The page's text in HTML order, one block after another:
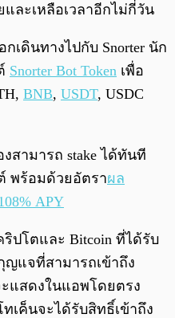
ละเหลือเวลาอีกไม่กี่วัน
เดินทางไปกับ Snorter นัก
Snorter Bot Token เพื่อ
BNB, USDT, USDC
สามารถ stake ได้ทันที
พร้อมด้วยอัตราผล
APY
ริปโตและ Bitcoin ที่ได้รับ
แจที่สามารถเข้าถึง
ะแสดงในแอพโดยตรง
เค็นจะได้รับสิทธิ์เข้าถึง